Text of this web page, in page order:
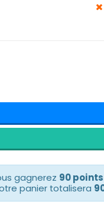
gagnerez 90
panier totalisera